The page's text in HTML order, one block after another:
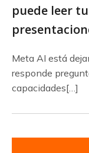
puede leer
Meta AI está
responde
capacidades[…]